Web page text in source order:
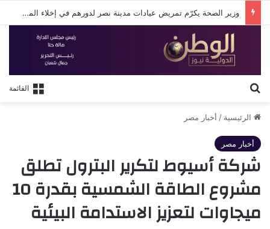
وزير الصحة يكرّم تمريض عيادات مدينة نصر لدورهم في إخلاء المرضى خلال الحريق
القائمة
الرئيسية / أخبار مصر
أخبار مصر
شركة أسيوط لتكرير البترول تطلق
مشروع الطاقة الشمسية بقدرة 10
ميجاوات لتعزيز الاستدامة البيئية